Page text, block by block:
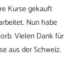
Kurse gekauft
Nun habe
Vielen Dank für
aus der Schweiz.